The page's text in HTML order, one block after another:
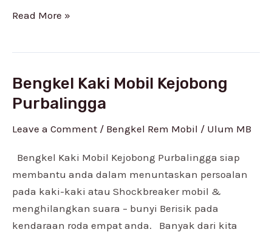
Read More »
Bengkel Kaki Mobil Kejobong
Purbalingga
Leave a Comment / Bengkel Rem Mobil / Ulum MB
Bengkel Kaki Mobil Kejobong Purbalingga siap
membantu anda dalam menuntaskan persoalan
pada kaki-kaki atau Shockbreaker mobil &
menghilangkan suara – bunyi Berisik pada
kendaraan roda empat anda. Banyak dari kita
Bengkel
Kaki
Kejobong